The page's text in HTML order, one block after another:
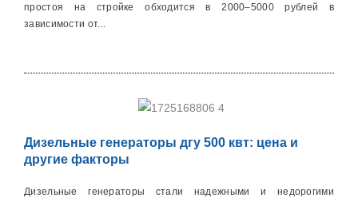
простоя на стройке обходится в 2000–5000 рублей в
зависимости от...
Дизельные генераторы дгу 500 квт: цена и
другие факторы
Дизельные генераторы стали надежными и недорогими